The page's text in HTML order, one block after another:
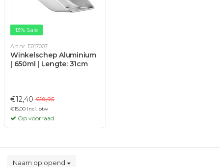
13% Sale
Art.nr. E017007
Winkelschep Aluminium
| 650ml | Lengte: 31cm
€12,40 €10,95
€15,00 Incl. btw
Op voorraad
Naam oplopend